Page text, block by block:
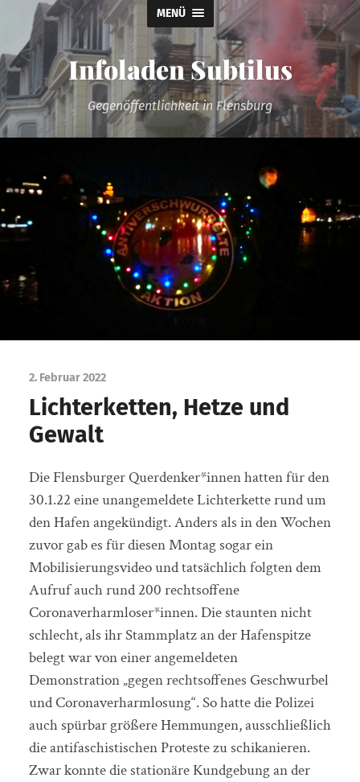
MENÜ
Infoladen Subtilus
Gegenöffentlichkeit in Flensburg
2. Februar 2022
Lichterketten, Hetze und
Gewalt
Die Flensburger Querdenker*innen hatten für den
30.1.22 eine unangemeldete Lichterkette rund um
den Hafen angekündigt. Anders als in den Wochen
zuvor gab es für diesen Montag sogar ein
Mobilisierungsvideo und tatsächlich folgten dem
Aufruf auch rund 200 rechtsoffene
Coronaverharmloser*innen. Die staunten nicht
schlecht, als ihr Stammplatz an der Hafenspitze
belegt war von einer angemeldeten
Demonstration „gegen rechtsoffenes Geschwurbel
und Coronaverharmlosung“. So hatte die Polizei
auch spürbar größere Hemmungen, ausschließlich
die antifaschistischen Proteste zu schikanieren.
Zwar konnte die stationäre Kundgebung an der